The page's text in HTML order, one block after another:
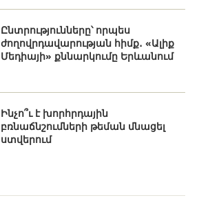
Ընտրությունները՝ որպես
ժողովրդավարության հիմք․ «Ալիք
Մեդիայի» քննարկումը Երևանում
Ինչո՞ւ է խորհրդային
բռնաճնշումների թեման մնացել
ստվերում